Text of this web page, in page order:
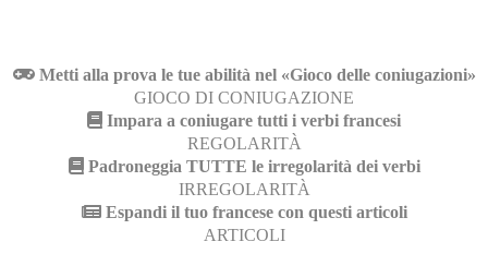
Metti alla prova le tue abilità nel «Gioco delle coniugazioni»
GIOCO DI CONIUGAZIONE
Impara a coniugare tutti i verbi francesi
REGOLARITÀ
Padroneggia TUTTE le irregolarità dei verbi
IRREGOLARITÀ
Espandi il tuo francese con questi articoli
ARTICOLI